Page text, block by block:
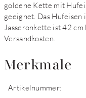
goldene Kette mit
geeignet. Das
Jasseronkette ist 42 cm
Versandkosten.
Merkmale
Artikelnummer: